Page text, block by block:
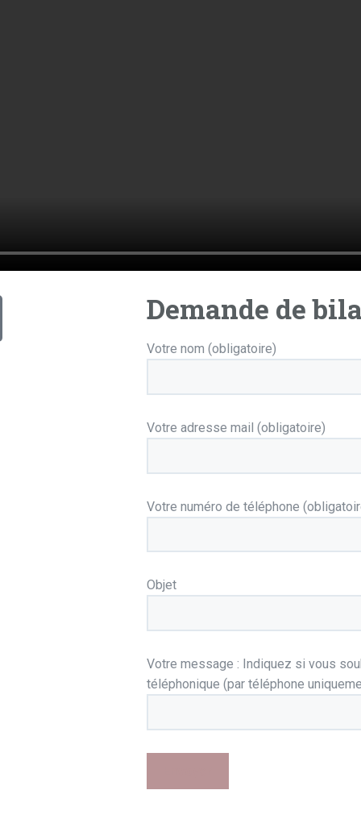
Demande de
Votre nom (obligatoire)
Votre adresse mail (obligatoire)
Votre numéro de téléphone
Objet
Votre message : Indiquez si vous
téléphonique (par téléphone